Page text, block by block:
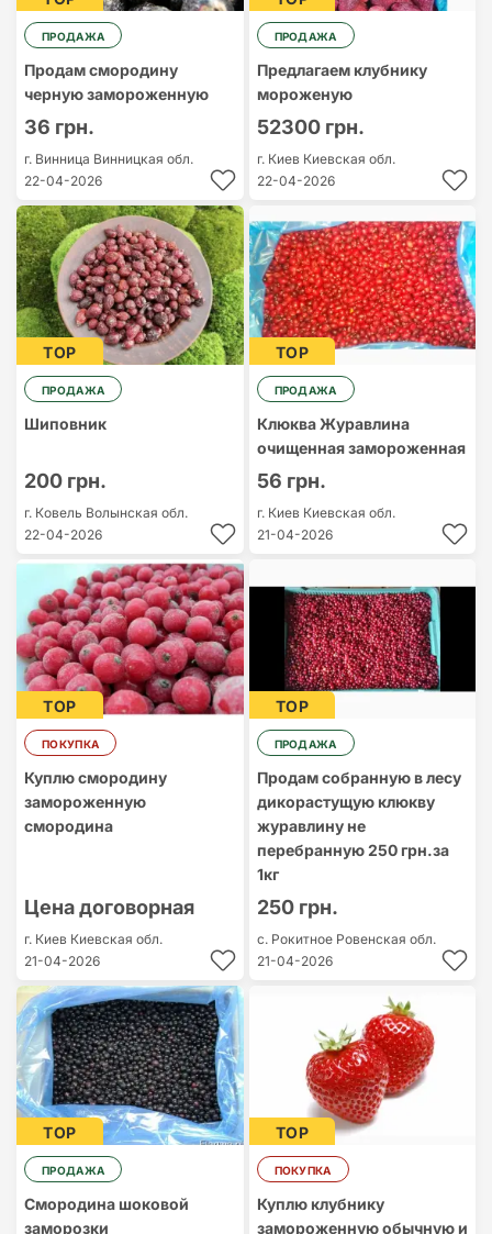
ПРОДАЖА
Продам смородину
черную замороженную
36 грн.
г. Винница Винницкая обл.
22-04-2026
ПРОДАЖА
Предлагаем клубнику
мороженую
52300 грн.
г. Киев Киевская обл.
22-04-2026
TOP
ПРОДАЖА
Шиповник
200 грн.
г. Ковель Волынская обл.
22-04-2026
TOP
ПРОДАЖА
Клюква Журавлина
очищенная замороженная
56 грн.
г. Киев Киевская обл.
21-04-2026
TOP
ПОКУПКА
Куплю смородину
замороженную
смородина
Цена договорная
г. Киев Киевская обл.
21-04-2026
TOP
ПРОДАЖА
Продам собранную в лесу
дикорастущую клюкву
журавлину не
перебранную 250 грн.за
1кг
250 грн.
с. Рокитное Ровенская обл.
21-04-2026
TOP
ПРОДАЖА
Смородина шоковой
заморозки
TOP
ПОКУПКА
Куплю клубнику
замороженную обычную и